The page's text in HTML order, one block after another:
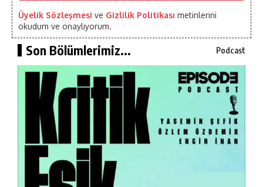
Üyelik Sözleşmesi ve Gizlilik Politikası metinlerini
okudum ve onaylıyorum.
Son Bölümlerimiz... Podcast